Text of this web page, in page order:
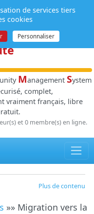
de
Management System
complet,
vraiment français, libre
et 0 membre(s) en ligne.
Plus de contenu
»» Migration vers la
de services tiers
cookies
Personnaliser